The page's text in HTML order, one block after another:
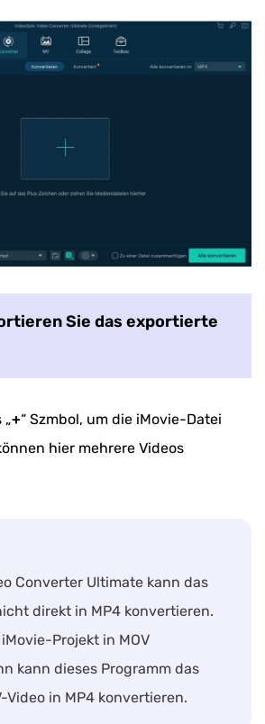
Sie das exportierte
„+“ Szmbol, um die iMovie-Datei
hier mehrere Videos
Converter Ultimate kann das
direkt in MP4 konvertieren.
Projekt in MOV
kann dieses Programm das
Video in MP4 konvertieren.